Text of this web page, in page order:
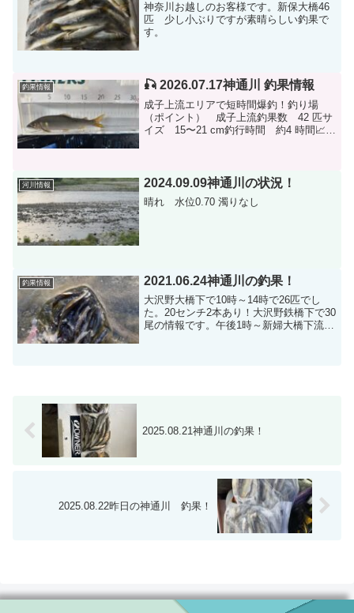
神奈川お越しのお客様です。新保大橋46
匹 少し小ぶりですが素晴らしい釣果で
す。
釣果情報 🎣 2026.07.17神通川 釣果情報
成子上流エリアで短時間爆釣！釣り場
（ポイント） 成子上流釣果数 42 匹サ
イズ 15〜21 cm釣行時間 約4 時間📈
河川情報 2024.09.09神通川の状況！
晴れ 水位0.70 濁りなし
釣果情報 2021.06.24神通川の釣果！
大沢野大橋下で10時～14時で26匹でし
た。20センチ2本あり！大沢野鉄橋下で30
尾の情報です。午後1時～新婦大橋下流で
2025.08.21神通川の釣果！
2025.08.22昨日の神通川 釣果！